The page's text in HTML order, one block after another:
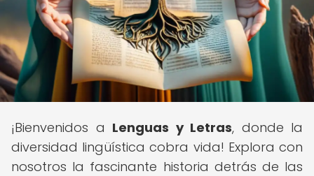
¡Bienvenidos a Lenguas y Letras, donde la
diversidad lingüística cobra vida! Explora con
nosotros la fascinante historia detrás de las